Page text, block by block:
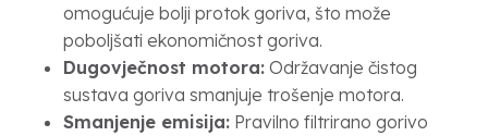
omogućuje bolji protok goriva, što može
poboljšati ekonomičnost goriva.
Dugovječnost motora:Održavanje čistog
sustava goriva smanjuje trošenje motora.
Smanjenje emisija:Pravilno filtrirano gorivo